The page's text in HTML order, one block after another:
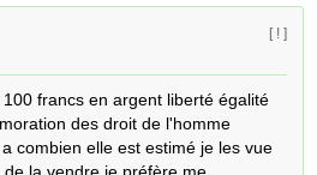
[ ! ]
francs en argent liberté égalité
des droit de l'homme
combien elle est estimé je les vue